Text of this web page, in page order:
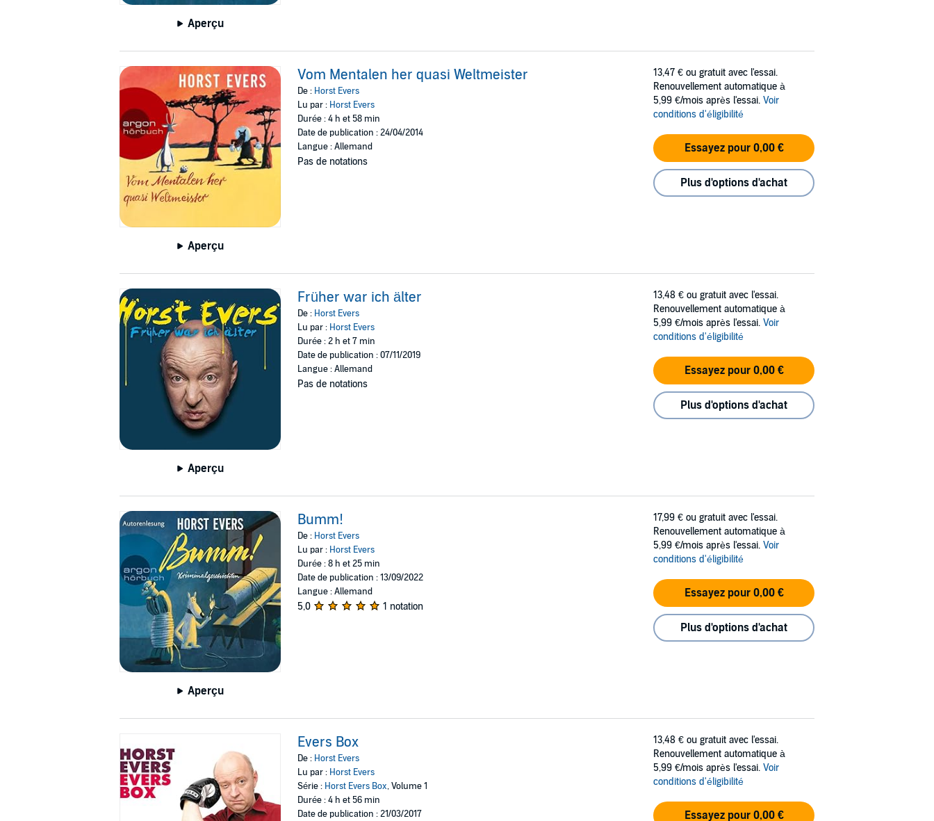
Aperçu
Aperçu
Vom Mentalen her quasi Weltmeister
De : Horst Evers
Lu par : Horst Evers
Durée : 4 h et 58 min
Date de publication : 24/04/2014
Langue : Allemand
Pas de notations
13,47 € ou gratuit avec l'essai.
Renouvellement automatique à
5,99 €/mois après l'essai. Voir
conditions d'éligibilité
Essayez pour 0,00 €
Plus d'options d'achat
Aperçu
Früher war ich älter
De : Horst Evers
Lu par : Horst Evers
Durée : 2 h et 7 min
Date de publication : 07/11/2019
Langue : Allemand
Pas de notations
13,48 € ou gratuit avec l'essai.
Renouvellement automatique à
5,99 €/mois après l'essai. Voir
conditions d'éligibilité
Essayez pour 0,00 €
Plus d'options d'achat
Aperçu
Bumm!
De : Horst Evers
Lu par : Horst Evers
Durée : 8 h et 25 min
Date de publication : 13/09/2022
Langue : Allemand
5,0 1 notation
17,99 € ou gratuit avec l'essai.
Renouvellement automatique à
5,99 €/mois après l'essai. Voir
conditions d'éligibilité
Essayez pour 0,00 €
Plus d'options d'achat
Evers Box
De : Horst Evers
Lu par : Horst Evers
Série : Horst Evers Box, Volume 1
Durée : 4 h et 56 min
Date de publication : 21/03/2017
13,48 € ou gratuit avec l'essai.
Renouvellement automatique à
5,99 €/mois après l'essai. Voir
conditions d'éligibilité
Essayez pour 0,00 €